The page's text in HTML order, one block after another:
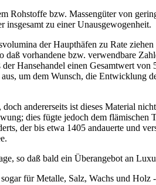
Rohstoffe bzw. Massengüter von
zu einer Unausgewogenheit.
der Haupthäfen zu Rate
vorhandene bzw. verwendbare
Hansehandel einen Gesamtwert
um dem Wunsch, die Entwicklung
andererseits ist dieses Material
dies fügte jedoch dem
der bis etwa 1405 andauerte und
so daß bald ein Überangebot an
für Metalle, Salz, Wachs und